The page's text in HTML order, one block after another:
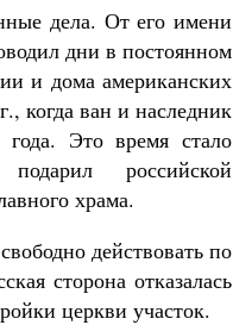
дела. От его имени
дни в постоянном
и дома американских
когда ван и наследник
Это время стало
российской
храма.
действовать по
сторона отказалась
церкви участок.